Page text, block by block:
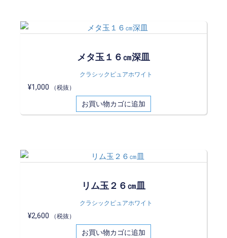
メタ玉１６㎝深皿
クラシックピュアホワイト
¥1,000 （税抜）
お買い物カゴに追加
リム玉２６㎝皿
クラシックピュアホワイト
¥2,600 （税抜）
お買い物カゴに追加